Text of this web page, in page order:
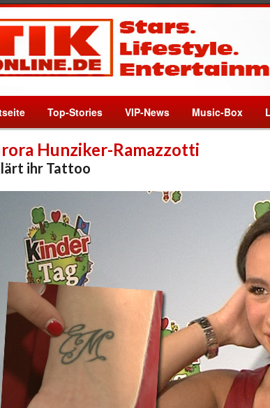
Top-Stories VIP-News Music-Box
Hunziker-Ramazzotti
ihr Tattoo